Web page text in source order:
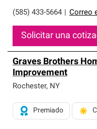
(585) 433-5664 Correo
Solicitar una
Graves Brothers
Improvement
Rochester, NY
Premiado